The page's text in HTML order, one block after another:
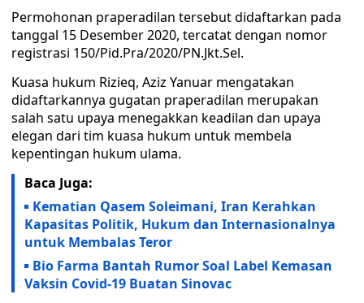
Permohonan praperadilan tersebut didaftarkan pada
tanggal 15 Desember 2020, tercatat dengan nomor
registrasi 150/Pid.Pra/2020/PN.Jkt.Sel.
Kuasa hukum Rizieq, Aziz Yanuar mengatakan
didaftarkannya gugatan praperadilan merupakan
salah satu upaya menegakkan keadilan dan upaya
elegan dari tim kuasa hukum untuk membela
kepentingan hukum ulama.
Baca Juga:
Kematian Qasem Soleimani, Iran Kerahkan
Kapasitas Politik, Hukum dan Internasionalnya
untuk Membalas Teror
Bio Farma Bantah Rumor Soal Label Kemasan
Vaksin Covid-19 Buatan Sinovac